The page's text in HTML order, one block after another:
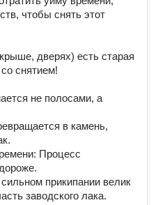
чтобы снять этот
дверях) есть старая
снятием!
не полосами, а
в камень,
Процесс
прикипании велик
заводского лака.